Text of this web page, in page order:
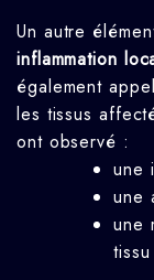
Un autre
inflammation
également
les tissus
ont observé :
une
une
une